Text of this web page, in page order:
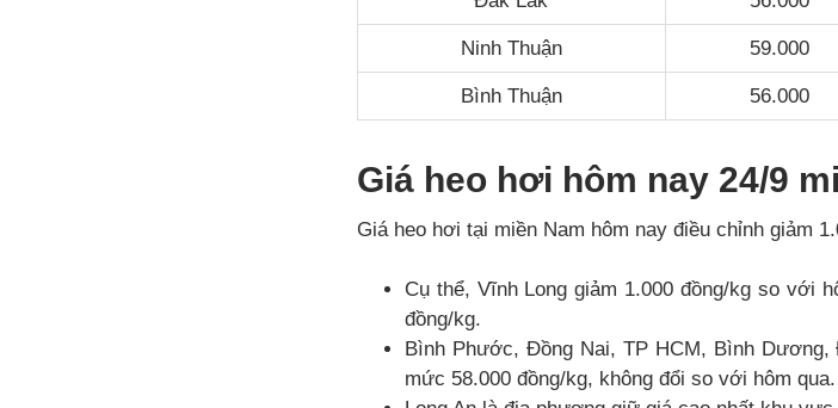
Ninh Thuận 59.000
Bình Thuận 56.000
Giá heo hơi hôm nay 24/9
Giá heo hơi tại miền Nam hôm nay điều chỉnh giảm
Cụ thể, Vĩnh Long giảm 1.000 đồng/kg so với
đồng/kg.
Bình Phước, Đồng Nai, TP HCM, Bình
mức 58.000 đồng/kg, không đổi so với hôm qua.